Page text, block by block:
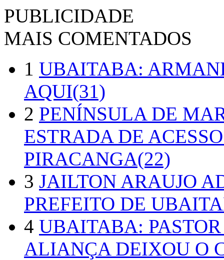
PUBLICIDADE
MAIS COMENTADOS
1 UBAITABA:
AQUI(31)
2 PENÍNSULA DE
ESTRADA DE
PIRACANGA(22)
3 JAILTON ARAUJO
PREFEITO DE
4 UBAITABA:
ALIANÇA DEIXOU O